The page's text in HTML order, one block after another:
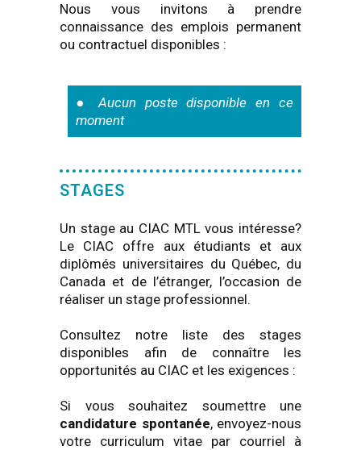
Nous vous invitons à prendre
connaissance des emplois permanent
ou contractuel disponibles :
●Aucun poste disponible en ce
moment
STAGES
Un stage au CIAC MTL vous intéresse?
Le CIAC offre aux étudiants et aux
diplômés universitaires du Québec, du
Canada et de l’étranger, l’occasion de
réaliser un stage professionnel.
Consultez notre liste des stages
disponibles afin de connaître les
opportunités au CIAC et les exigences :
Si vous souhaitez soumettre une
candidature spontanée, envoyez-nous
votre curriculum vitae par courriel à